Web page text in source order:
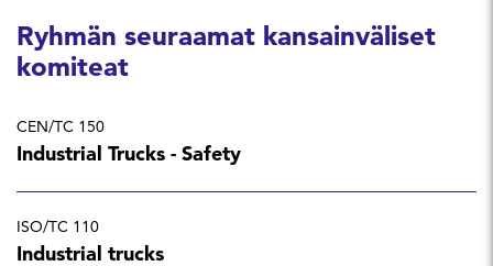
Ryhmän seuraamat kansainväliset
komiteat
CEN/TC 150
Industrial Trucks - Safety
ISO/TC 110
Industrial trucks